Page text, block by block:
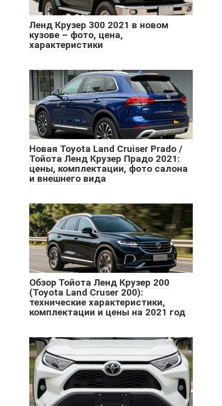
Ленд Крузер 300 2021 в новом
кузове – фото, цена,
характеристики
Новая Toyota Land Cruiser Prado /
Тойота Ленд Крузер Прадо 2021:
цены, комплектации, фото салона
и внешнего вида
Обзор Тойота Ленд Крузер 200
(Toyota Land Cruser 200):
технические характеристики,
комплектации и цены на 2021 год